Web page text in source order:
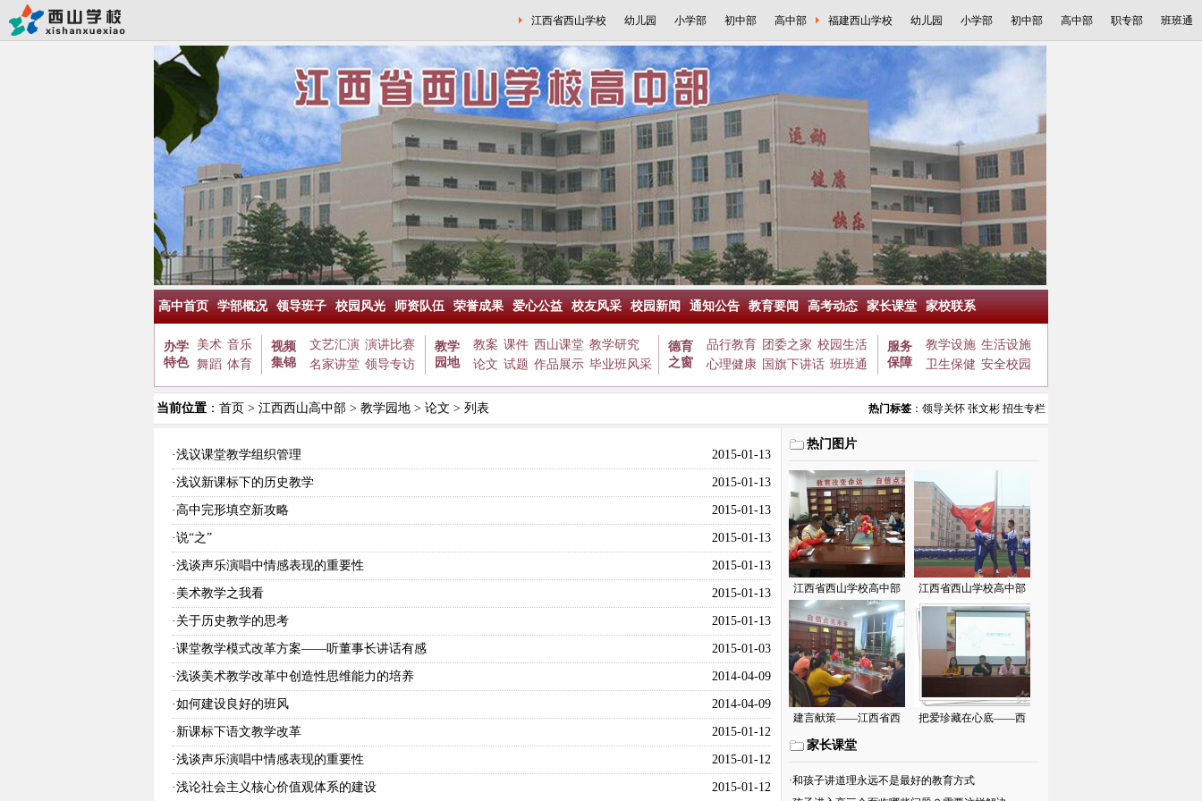
江西省西山学校 幼儿园 小学部 初中部 高中部 福建西山学校 幼儿园 小学部 初中部 高中部 职专部 班班通
高中首页 学部概况 领导班子 校园风光 师资队伍 荣誉成果 爱心公益 校友风采 校园新闻 通知公告 教育要闻 高考动态 家长课堂 家校联系
办学
特色
美术 音乐
舞蹈 体育
视频
集锦
文艺汇演 演讲比赛
名家讲堂 领导专访
教学
园地
教案 课件 西山课堂 教学研究
论文 试题 作品展示 毕业班风采
德育
之窗
品行教育 团委之家 校园生活
心理健康 国旗下讲话 班班通
服务
保障
教学设施 生活设施
卫生保健 安全校园
当前位置 ： 首页 > 江西西山高中部 > 教学园地 > 论文 > 列表 热门标签 ： 领导关怀 张文彬 招生专栏
·浅议课堂教学组织管理 2015-01-13
·浅议新课标下的历史教学 2015-01-13
·高中完形填空新攻略 2015-01-13
·说“之” 2015-01-13
·浅谈声乐演唱中情感表现的重要性 2015-01-13
· 美术教学之我看 2015-01-13
· 关于历史教学的思考 2015-01-13
·课堂教学模式改革方案——听董事长讲话有感 2015-01-03
·浅谈美术教学改革中创造性思维能力的培养 2014-04-09
·如何建设良好的班风 2014-04-09
· 新课标下语文教学改革 2015-01-12
·浅谈声乐演唱中情感表现的重要性 2015-01-12
·浅论社会主义核心价值观体系的建设 2015-01-12
热门图片
江西省西山学校高中部
召开河北衡水一行学习
分享会
江西省西山学校高中部
开展“尊重生命，热爱生
活”主题教育活动
建言献策——江西省西
山学校召开高中部重点
班班主任座谈会
把爱珍藏在心底——西
心理健康讲座
家长课堂
·和孩子讲道理永远不是最好的教育方式